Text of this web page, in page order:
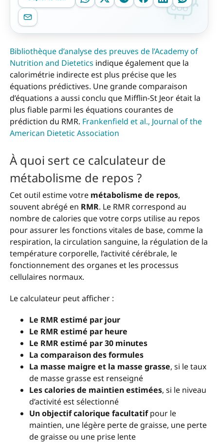
Bibliothèque d’analyse des preuves de l’Academy of
Nutrition and Dietetics indique également que la
calorimétrie indirecte est plus précise que les
équations prédictives. Une grande comparaison
d’équations a aussi conclu que Mifflin-St Jeor était la
plus fiable parmi les équations courantes de
prédiction du RMR. Frankenfield et al., Journal of the
American Dietetic Association
À quoi sert ce calculateur de
métabolisme de repos ?
Cet outil estime votre métabolisme de repos,
souvent abrégé en RMR. Le RMR correspond au
nombre de calories que votre corps utilise au repos
pour assurer les fonctions vitales de base, comme la
respiration, la circulation sanguine, la régulation de la
température corporelle, l’activité cérébrale, le
fonctionnement des organes et les processus
cellulaires normaux.
Le calculateur peut afficher :
Le RMR estimé par jour
Le RMR estimé par heure
Le RMR estimé par 30 minutes
La comparaison des formules
La masse maigre et la masse grasse, si le taux
de masse grasse est renseigné
Les calories de maintien estimées, si le niveau
d’activité est sélectionné
Un objectif calorique facultatifpour le
maintien, une légère perte de graisse, une perte
de graisse ou une prise lente